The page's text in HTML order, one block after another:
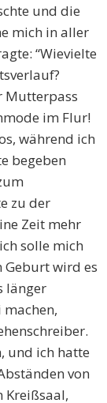
und die
mich in aller
“Wievielte
Mutterpass
im Flur!
während ich
begeben
zu der
Zeit mehr
solle mich
Geburt wird es
länger
machen,
und ich hatte
von
Kreißsaal,